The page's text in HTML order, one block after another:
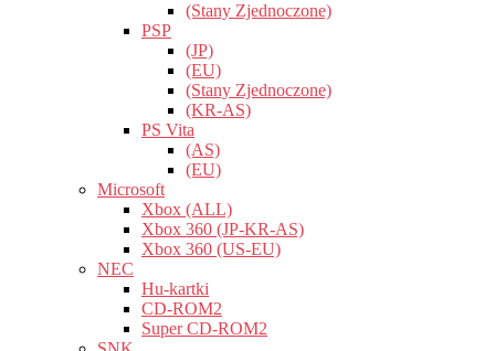
(Stany Zjednoczone)
PSP
(JP)
(EU)
(Stany Zjednoczone)
(KR-AS)
PS Vita
(AS)
(EU)
Microsoft
Xbox (ALL)
Xbox 360 (JP-KR-AS)
Xbox 360 (US-EU)
NEC
Hu-kartki
CD-ROM2
Super CD-ROM2